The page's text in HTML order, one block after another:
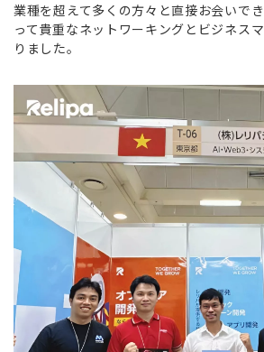
業種を超えて多くの方々と直接お会いで
って貴重なネットワーキングとビジネス
りました。